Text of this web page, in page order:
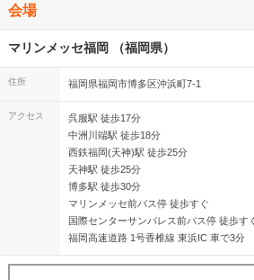
会場
マリンメッセ福岡 （福岡県）
住所 福岡県福岡市博多区沖浜町7-1
アクセス
呉服駅 徒歩17分
中洲川端駅 徒歩18分
西鉄福岡(天神)駅 徒歩25分
天神駅 徒歩25分
博多駅 徒歩30分
マリンメッセ前バス停 徒歩すぐ
国際センターサンパレス前バス停 徒歩す
福岡高速道路 1号香椎線 東浜IC 車で3分